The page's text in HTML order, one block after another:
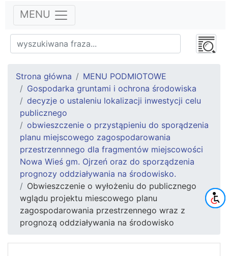
MENU
Strona główna
MENU PODMIOTOWE
Gospodarka gruntami i ochrona środowiska
decyzje o ustaleniu lokalizacji inwestycji celu
publicznego
obwieszczenie o przystąpieniu do sporądzenia
planu miejscowego zagospodarowania
przestrzennnego dla fragmentów miejscowości
Nowa Wieś gm. Ojrzeń oraz do sporządzenia
prognozy oddziaływania na środowisko.
Obwieszczenie o wyłożeniu do publicznego
wglądu projektu miescowego planu
zagospodarowania przestrzennego wraz z
prognozą oddziaływania na środowisko